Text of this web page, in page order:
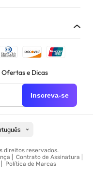
e Dicas
Inscreva-se
direitos reservados.
Contrato de Assinatura
Política de Marcas